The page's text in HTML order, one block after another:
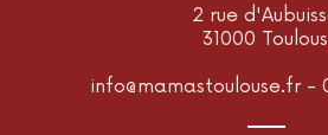
2 rue
31000
info@mamastoulouse.fr-